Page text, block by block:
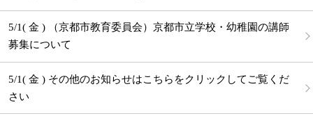
5/1( 金 ) （京都市教育委員会）京都市立学校・幼稚園の講師
募集について
5/1( 金 ) その他のお知らせはこちらをクリックしてご覧くだ
さい